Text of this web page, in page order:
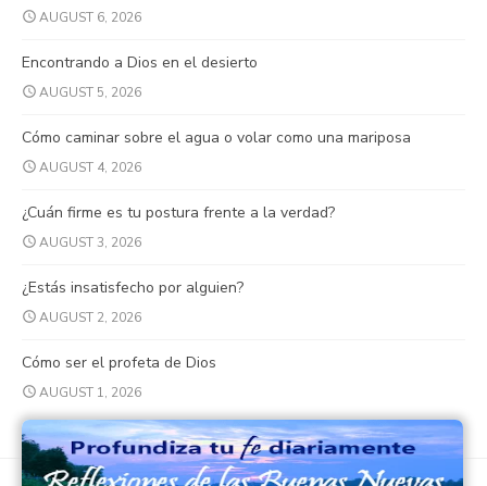
AUGUST 6, 2026
Encontrando a Dios en el desierto
AUGUST 5, 2026
Cómo caminar sobre el agua o volar como una mariposa
AUGUST 4, 2026
¿Cuán firme es tu postura frente a la verdad?
AUGUST 3, 2026
¿Estás insatisfecho por alguien?
AUGUST 2, 2026
Cómo ser el profeta de Dios
AUGUST 1, 2026